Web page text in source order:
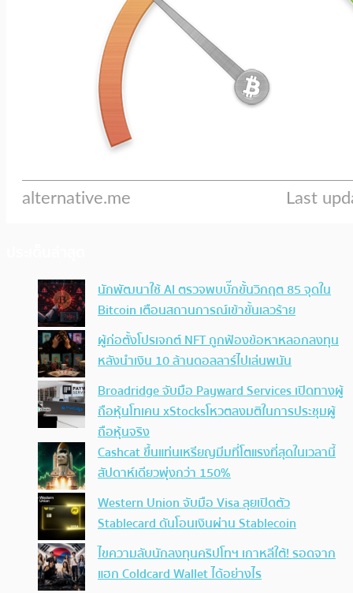
นักพัฒนาใช้ AI ตรวจพบบั๊กขั้นวิกฤต 85 จุดใน
Bitcoin เตือนสถานการณ์เข้าขั้นเลวร้าย
ผู้ก่อตั้งโปรเจกต์ NFT ถูกฟ้องข้อหาหลอกลงทุน
หลังนำเงิน 10 ล้านดอลลาร์ไปเล่นพนัน
Broadridge จับมือ Payward Services เปิดทางผู้
ถือหุ้นโทเคน xStocksโหวตลงมติในการประชุมผู้
ถือหุ้นจริง
Cashcat ขึ้นแท่นเหรียญมีมที่โตแรงที่สุดในเวลานี้
สัปดาห์เดียวพุ่งกว่า 150%
Western Union จับมือ Visa ลุยเปิดตัว
Stablecard ดันโอนเงินผ่าน Stablecoin
ไขความลับนักลงทุนคริปโทฯ เกาหลีใต้! รอดจาก
แฮก Coldcard Wallet ได้อย่างไร